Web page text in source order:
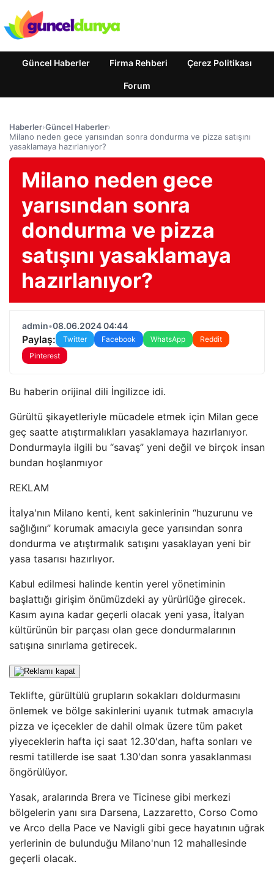
Güncel Haberler Firma Rehberi Çerez Politikası
Forum
Haberler›Güncel Haberler›
Milano neden gece yarısından sonra dondurma ve pizza satışını
yasaklamaya hazırlanıyor?
Milano neden gece
yarısından sonra
dondurma ve pizza
satışını yasaklamaya
hazırlanıyor?
admin•08.06.2024 04:44
Paylaş: Twitter Facebook WhatsApp
Reddit
Pinterest
Bu haberin orijinal dili İngilizce idi.
Gürültü şikayetleriyle mücadele etmek için Milan gece
geç saatte atıştırmalıkları yasaklamaya hazırlanıyor.
Dondurmayla ilgili bu “savaş” yeni değil ve birçok insan
bundan hoşlanmıyor
REKLAM
İtalya'nın Milano kenti, kent sakinlerinin “huzurunu ve
sağlığını” korumak amacıyla gece yarısından sonra
dondurma ve atıştırmalık satışını yasaklayan yeni bir
yasa tasarısı hazırlıyor.
Kabul edilmesi halinde kentin yerel yönetiminin
başlattığı girişim önümüzdeki ay yürürlüğe girecek.
Kasım ayına kadar geçerli olacak yeni yasa, İtalyan
kültürünün bir parçası olan gece dondurmalarının
satışına sınırlama getirecek.
Teklifte, gürültülü grupların sokakları doldurmasını
önlemek ve bölge sakinlerini uyanık tutmak amacıyla
pizza ve içecekler de dahil olmak üzere tüm paket
yiyeceklerin hafta içi saat 12.30'dan, hafta sonları ve
resmi tatillerde ise saat 1.30'dan sonra yasaklanması
öngörülüyor.
Yasak, aralarında Brera ve Ticinese gibi merkezi
bölgelerin yanı sıra Darsena, Lazzaretto, Corso Como
ve Arco della Pace ve Navigli gibi gece hayatının uğrak
yerlerinin de bulunduğu Milano'nun 12 mahallesinde
geçerli olacak.